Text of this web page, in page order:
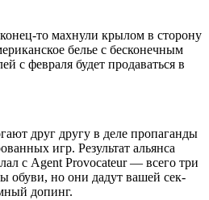
то махнули крылом в сторону
белье с бесконечным
с февра­ля будет продавать­ся в
друг другу в деле пропаганды
игр. Результат альянса
с Agent Provocateur — всего три
обуви, но они дадут вашей сек­
допинг.